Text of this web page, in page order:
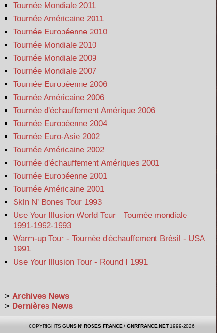
Tournée Mondiale 2011
Tournée Américaine 2011
Tournée Européenne 2010
Tournée Mondiale 2010
Tournée Mondiale 2009
Tournée Mondiale 2007
Tournée Européenne 2006
Tournée Américaine 2006
Tournée d'échauffement Amérique 2006
Tournée Européenne 2004
Tournée Euro-Asie 2002
Tournée Américaine 2002
Tournée d'échauffement Amériques 2001
Tournée Européenne 2001
Tournée Américaine 2001
Skin N' Bones Tour 1993
Use Your Illusion World Tour - Tournée mondiale
1991-1992-1993
Warm-up Tour - Tournée d'échauffement Brésil - USA
1991
Use Your Illusion Tour - Round I 1991
> Archives News
> Dernières News
COPYRIGHTS GUNS N' ROSES FRANCE / GNRFRANCE.NET1999-2026